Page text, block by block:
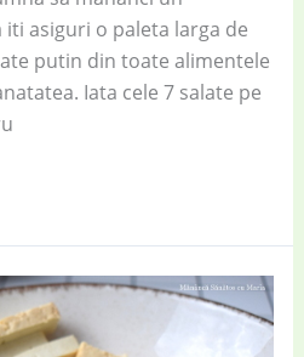
asiguri o paleta larga de
putin din toate alimentele
Iata cele 7 salate pe